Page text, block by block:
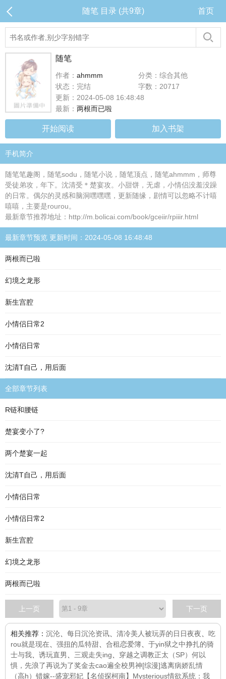
随笔 目录 (共9章) 首页
随笔
作者： ahmmm
分类：综合其他
状态：完结
字数：20717
更新：2024-05-08 16:48:48
最新： 两根而已啦
开始阅读 加入书架
手机简介
随笔笔趣阁，随笔sodu，随笔小说，随笔顶点，随笔ahmmm，师尊
受徒弟攻，年下。沈清受＊楚宴攻。小甜饼，无虐，小情侣没羞没躁
的日常。偶尔的灵感和脑洞嘿嘿嘿，更新随缘，剧情可以忽略不计嘻
嘻嘻，主要是rourou。
最新章节推荐地址：http://m.bolicai.com/book/gceiir/rpiiir.html
最新章节预览 更新时间：2024-05-08 16:48:48
两根而已啦
幻境之龙形
新生宫腔
小情侣日常2
小情侣日常
沈清T自己，用后面
全部章节列表
R链和腰链
楚宴变小了?
两个楚宴一起
沈清T自己，用后面
小情侣日常
小情侣日常2
新生宫腔
幻境之龙形
两根而已啦
上一页 下一页
相关推荐： 沉沦 每日沉沦资讯 清冷美人被玩弄的日日夜夜
吃
rou就是现在
强扭的瓜特甜 合租恋爱簿
于yin狱之中挣扎的骑
士与我
诱玩直男 三观走失ing 穿越之调教正太（SP） 何以
惧，先浪了再说为了奖金去cao遍全校男神[综漫]逃离病娇乱情
（高h） 错嫁--盛宠邪妃 【名侦探柯南】Mysterious情欲系统：我